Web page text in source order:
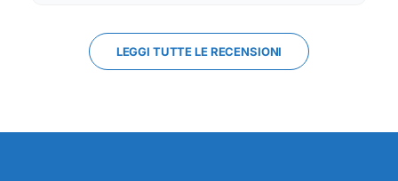
LEGGI TUTTE LE RECENSIONI